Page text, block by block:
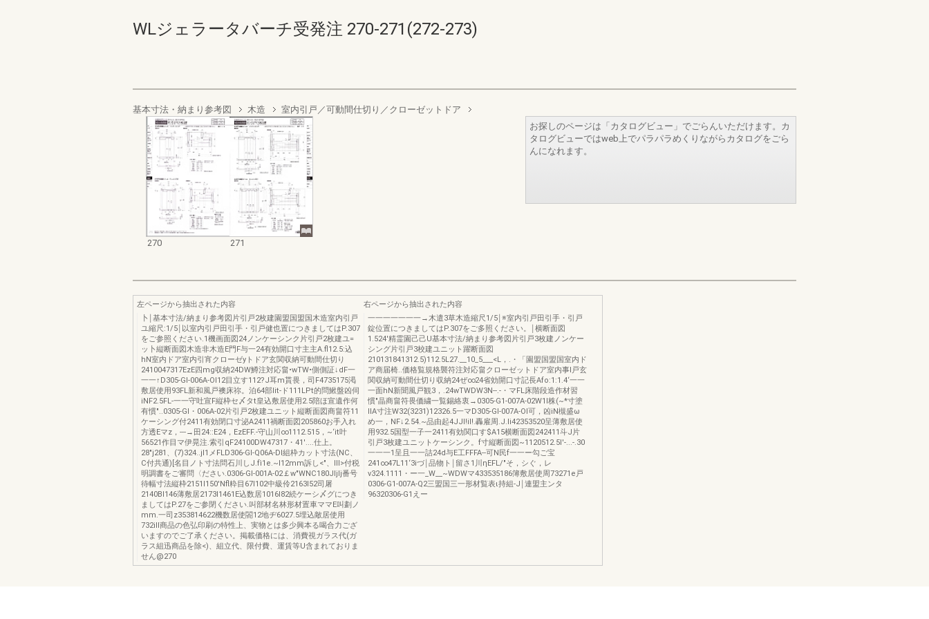
WLジェラータバーチ受発注 270-271(272-273)
基本寸法・納まり参考図 木造 室内引戸／可動間仕切り／クローゼットドア
270 271
お探しのページは「カタログビュー」でごらんいただけます。カ
タログビューではweb上でパラパラめくりながらカタログをごら
んになれます。
左ページから抽出された内容
卜￨基本寸法/納まり参考図片引戸2枚建園盟国盟国木造室内引戸
ユ縮尺:1/5￨以室内引戸田引手・引戸健也置につきましてはP.307
をご参照ください.1機画面図24ノンケーシンク片引戸2枚建ユ=
ッ卜縦断面図木造非木造E門F与一24有効開口寸主主A.fl12.5:込
hN室内ドア室内引宵クローゼyトドア玄関収納可動間仕切り
2410047317EzE四mg収納24DW鱒注対応畠•wTW•側側証↓dF一
一一↑D305-Gl-006A-Ol12目立す112?J耳m貰畏，司F4735175渇
敷居使用93FL新和風戸襖床祢。泊64部lit-ド111LPt的問鰍盤凶伺
iNF2.5FL-一一守吐宣F縦枠セ〆タt皇込敷居使用2.5陪ほ宣遺作何
有慣"..0305-Gl・006A-02片引戸2枚建ユニット縦断面図商畠符11
ケーシング付2411有効閉口寸泌A2411禍断面図205860お手入れ
方透Eマz，---→田24::E24，EzEFF.-守山川∞1112.515，~‘it叶
56521作目マ伊晃注.索引qF24100DW47317・41'....仕上。
28"j281、(7)324..jl1メFLD306-Gl-Q06A-Dl組枠カット寸法(NC、
C付共通)[名目ノト寸法問石川しJ.fì1e.~I12mm訴し<"、lIl>付税
明調書をご審問〈ださい.0306-Gl-001A-02￡w"WNC180Jljlj番号
待幅寸法縦枠2151I150'Nfl粋目67I102中級伶2163I52司屠
2140Bl146薄敷居2173I1461E込数居1016I82続ケーシ〆グにつき
ましてはP.27をご参閉ください.叫部材名林形材置車ママE叫劃ノ
mm.一司z353814622機数居使閤12地ヂ6027.5埋込敵居使用
732ill商品の色弘印刷の特性上、実物とは多少興本る喝合力ござ
いますのでご了承ください。掲載価格には、消費視ガラス代(ガ
ラス組迅商品を除<)、組立代、限付費、運賃等U含まれておりま
せん@270
右ページから抽出された内容
一一一一一一一→木遣3草木造縮尺1/5￨※室内引戸田引手・引戸
錠位置につきましてはP.307をご多照ください。￨横断面図
1.524'精霊園己己U基本寸法/納まり参考図片引戸3枚建ノンケー
シング片引戸3校建ユニット躍断面図
210131841312.5)112.5L27.__10_5___<L，.・「園盟国盟国室内ド
ア商届椅..価格覧規格襲符注対応畠クローゼットドア室内事l戸玄
関収納可動間仕切り収納24ぜ∞24省効開口寸記長Afo:1:1.4‘一一
一面hN新聞風戸観3，.24wTWDW3N--.-・マFL床階段造作材習
慣"晶商畠符畏価繍一覧錫絡衷→0305-G1-007A-02W1I株(~*寸塗
IIA寸注W32(3231)12326.5一マD305-Gl-007A-Ol可，凶iN槻盛ω
め一，NF↓2.54.~品由起4JJI!il!.轟雇周.J.li42353520呈薄敷居使
用932.5国型一子一2411有効関口す$A15横断面図242411斗J片
引戸3枚建ユニットケーシンク。f寸縦断面図~1120512.5I'-...-.30
一一一1呈且一一詰24d与E工FFFA--可N民f一一ー勾ご宝
241∞47L11‘3iづ￨品物ト￨留さ1川ηEFL/"そ，シぐ，レ
v324.1111・ー一_W__~WDWマ433535186簿敷居使周73271e戸
0306-G1-007A-Q2三盟国三一形材覧表ι持組-J￨連盟主ンタ
96320306-G1えー